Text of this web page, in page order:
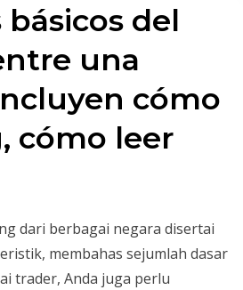
del
una
cómo
cómo leer
dari berbagai negara disertai
membahas sejumlah dasar
trader, Anda juga perlu